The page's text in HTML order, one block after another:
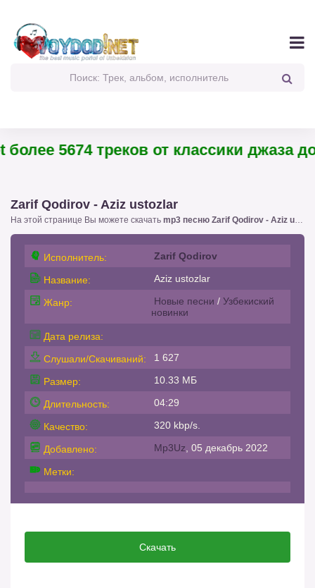
5674 треков от классики джаза до
Zarif Qodirov - Aziz ustozlar
На этой странице Вы можете скачать mp3 песню Zarif Qodirov - Aziz ustozlar
Исполнитель: Zarif Qodirov
Название: Aziz ustozlar
Жанр: Новые песни / Узбекиский
новинки
Дата релиза:
Слушали/Скачиваний:
1 627
Размер: 10.33 МБ
Длительность: 04:29
Качество: 320 kbp/s.
Добавлено: Mp3Uz , 05 декабрь 2022
Метки:
Скачать